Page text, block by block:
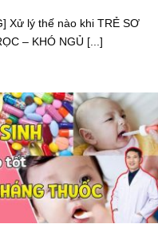
Xử lý thế nào khi TRẺ SƠ
– KHÓ NGỦ [...]